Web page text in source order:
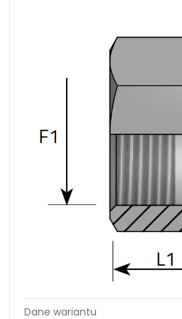
info@powerhydraulics.eu
www.powerhydraulics.eu
Engineering for motion